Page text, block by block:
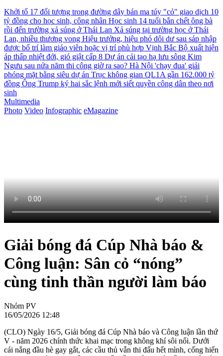
Khởi tố 17 đối tượng trong đường dây bán ma túy "cỏ" giao dịch 10
tỷ đồng cho học sinh, công nhân Học sinh 14 tuổi bắn chết ông bà
rồi đến trường xả súng ở Thái Lan Xả súng tại trường học ở Thái
Lan, nhiều thương vong Hiệu trưởng, hiệu phó dôi dư sau sáp nhập
được bố trí làm giáo viên hoặc vị trí phù hợp Vịnh Bắc Bộ xuất hiện
áp thấp nhiệt đới, gió giật cấp 8 Dự án cải tạo hạ lưu sông Kim
Ngưu sau nửa năm thi công giờ ra sao? Hà Nội 'chạy đua' giải
phóng mặt bằng siêu dự án Trục không gian QL1A gần 162.000 tỷ
đồng Ông Trump ký hai sắc lệnh mới siết quyền công dân theo nơi
sinh
Multimedia
Photo Video Infographic eMagazine
Giải bóng đá Cúp Nhà báo &
Công luận: Sân cỏ “nóng”
cùng tinh thần người làm báo
Nhóm PV
16/05/2026 12:48
(CLO) Ngày 16/5, Giải bóng đá Cúp Nhà báo và Công luận lần thứ
V - năm 2026 chính thức khai mạc trong không khí sôi nổi. Dưới
cái nắng đầu hè gay gắt, các cầu thủ vẫn thi đấu hết mình, cống hiến